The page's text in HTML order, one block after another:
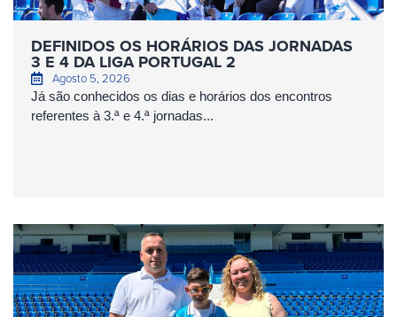
DEFINIDOS OS HORÁRIOS DAS JORNADAS
3 E 4 DA LIGA PORTUGAL 2
Agosto 5, 2026
Já são conhecidos os dias e horários dos encontros
referentes à 3.ª e 4.ª jornadas...